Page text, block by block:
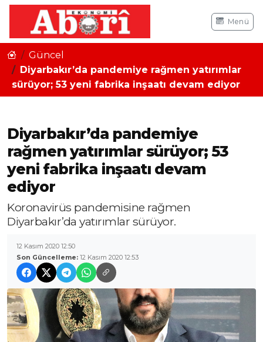
Menü
Güncel
Diyarbakır’da pandemiye rağmen yatırımlar
sürüyor; 53 yeni fabrika inşaatı devam ediyor
Diyarbakır’da pandemiye
rağmen yatırımlar sürüyor; 53
yeni fabrika inşaatı devam
ediyor
Koronavirüs pandemisine rağmen
Diyarbakır’da yatırımlar sürüyor.
12 Kasım 2020 12:50
Son Güncelleme: 12 Kasım 2020 12:53